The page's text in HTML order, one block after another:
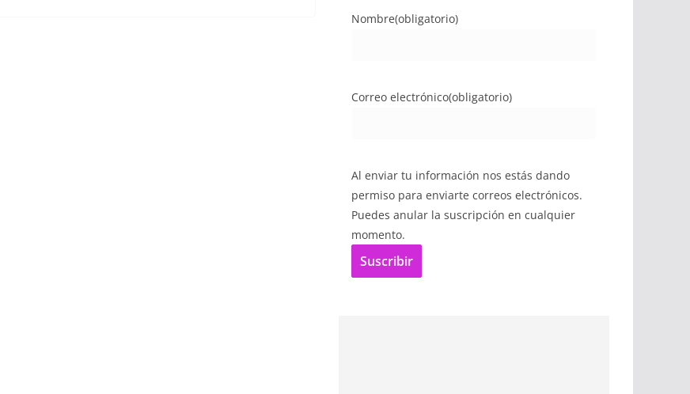
Nombre(obligatorio)
Correo electrónico(obligatorio)
Al enviar tu información nos estás dando
permiso para enviarte correos electrónicos.
Puedes anular la suscripción en cualquier
momento.
Suscribir